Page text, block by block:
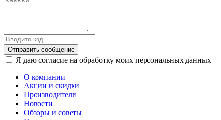
Отправить сообщение
Я даю согласие на обработку моих персональных данных
О компании
Акции и скидки
Производители
Новости
Обзоры и советы